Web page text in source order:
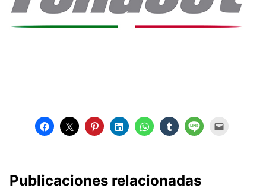
Publicaciones relacionadas